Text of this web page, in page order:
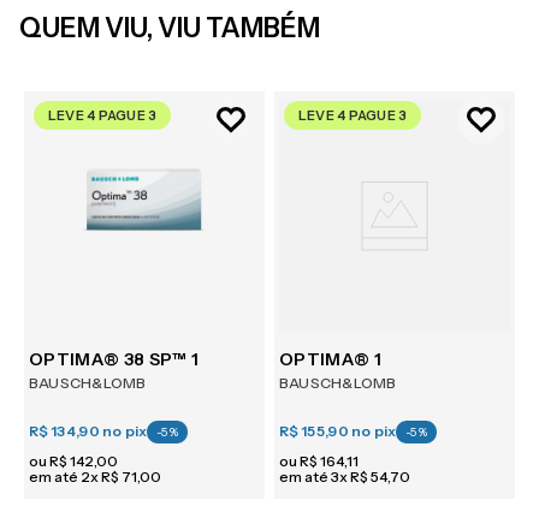
QUEM VIU, VIU TAMBÉM
LEVE 4 PAGUE 3
OPTIMA® 38 SP™ 1
BAUSCH&LOMB
R$ 134,90 no pix -5%
ou R$ 142,00
em até 2xR$ 71,00
LEVE 4 PAGUE 3
OPTIMA® 1
BAUSCH&LOMB
R$ 155,90 no pix -5%
ou R$ 164,11
em até 3xR$ 54,70